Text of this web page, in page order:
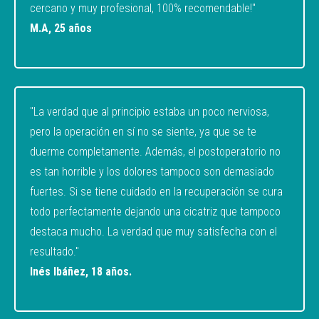
cercano y muy profesional, 100% recomendable!"
M.A, 25 años
"La verdad que al principio estaba un poco nerviosa,
pero la operación en sí no se siente, ya que se te
duerme completamente. Además, el postoperatorio no
es tan horrible y los dolores tampoco son demasiado
fuertes. Si se tiene cuidado en la recuperación se cura
todo perfectamente dejando una cicatriz que tampoco
destaca mucho. La verdad que muy satisfecha con el
resultado."
Inés Ibáñez, 18 años.